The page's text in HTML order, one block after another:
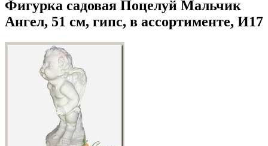
Фигурка садовая Поцелуй Мальчик
Ангел, 51 см, гипс, в ассортименте, И17